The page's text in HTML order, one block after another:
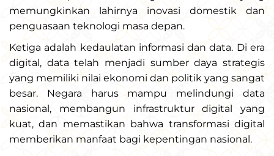
memungkinkan lahirnya inovasi domestik dan
penguasaan teknologi masa depan.
Ketiga adalah kedaulatan informasi dan data. Di era
digital, data telah menjadi sumber daya strategis
yang memiliki nilai ekonomi dan politik yang sangat
besar. Negara harus mampu melindungi data
nasional, membangun infrastruktur digital yang
kuat, dan memastikan bahwa transformasi digital
memberikan manfaat bagi kepentingan nasional.